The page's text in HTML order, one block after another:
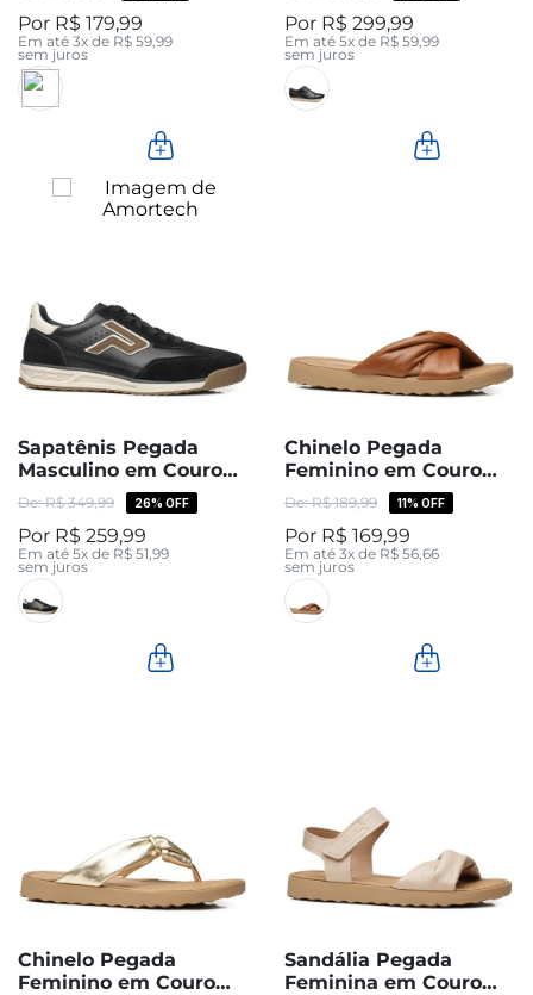
R$ 179,99
Em até 3x de R$ 59 99
sem juros
R$ 299,99
Em até 5x de R$ 59 99
sem juros
Sapatênis Pegada
Masculino em Couro
Preto 112501-02
R$ 349,99 26% OFF
R$ 259,99
Em até 5x de R$ 51 99
sem juros
Chinelo Pegada
Feminino em Couro
Pinhão 231403-03
R$ 189,99 11% OFF
R$ 169,99
Em até 3x de R$ 56 66
sem juros
Chinelo Pegada
Feminino em Couro
Sandália Pegada
Feminina em Couro